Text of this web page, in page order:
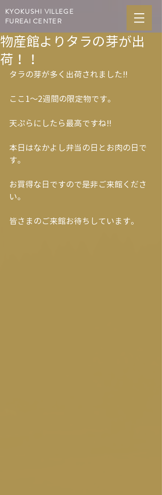
KYOKUSHI VILLEGE
FUREAI CENTER
物産館よりタラの芽が出
荷！！
タラの芽が多く出荷されました‼︎
ここ1〜2週間の限定物です。
天ぷらにしたら最高ですね‼︎
本日はなかよし弁当の日とお肉の日で
す。
お買得な日ですので是非ご来館くださ
い。
皆さまのご来館お待ちしています。